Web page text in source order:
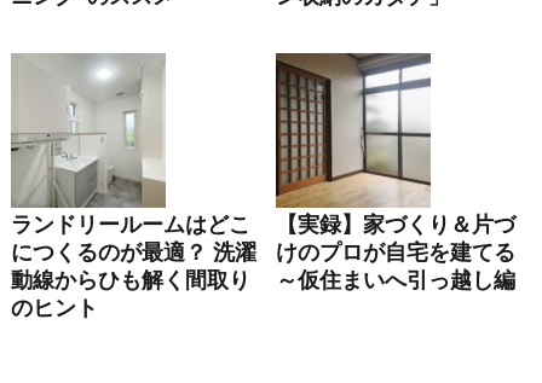
ランドリールームはどこ
につくるのが最適？ 洗濯
動線からひも解く間取り
のヒント
【実録】家づくり＆片づ
けのプロが自宅を建てる
～仮住まいへ引っ越し編